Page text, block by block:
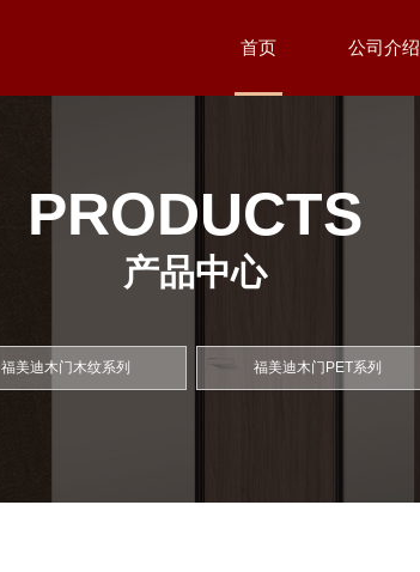
首页 公司介绍
PRODUCTS
产品中心
福美迪木门木纹系列 福美迪木门PET系列